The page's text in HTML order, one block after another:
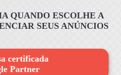
QUANDO ESCOLHE A
SEUS ANÚNCIOS
certificada
Partner